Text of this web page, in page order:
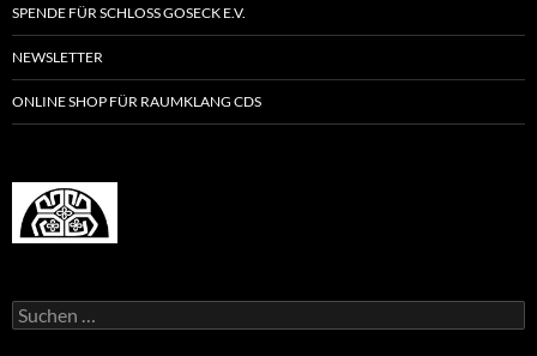
SPENDE FÜR SCHLOSS GOSECK E.V.
NEWSLETTER
ONLINE SHOP FÜR RAUMKLANG CDS
Suchen
nach: